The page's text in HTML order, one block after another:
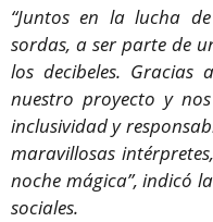
“Juntos en la lucha
sordas, a ser parte de
los decibeles.
nuestro proyecto y
inclusividad y
maravillosas
noche mágica”, indicó
sociales.